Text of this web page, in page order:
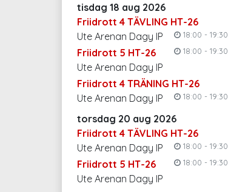
tisdag 18 aug 2026
Friidrott 4 TÄVLING HT-26
18:00 - 19:30
Ute Arenan Dagy IP
Friidrott 5 HT-26
18:00 - 19:30
Ute Arenan Dagy IP
Friidrott 4 TRÄNING HT-26
18:00 - 19:30
Ute Arenan Dagy IP
torsdag 20 aug 2026
Friidrott 4 TÄVLING HT-26
18:00 - 19:30
Ute Arenan Dagy IP
Friidrott 5 HT-26
18:00 - 19:30
Ute Arenan Dagy IP